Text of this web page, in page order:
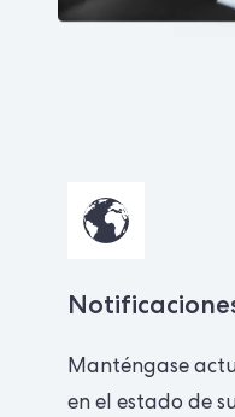
Manténgase
en el estado de